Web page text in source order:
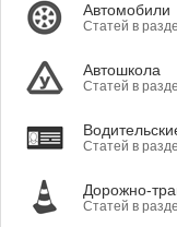
Автомобили
Статей в
Автошкола
Статей в
Статей в
Дорожно-
Статей в